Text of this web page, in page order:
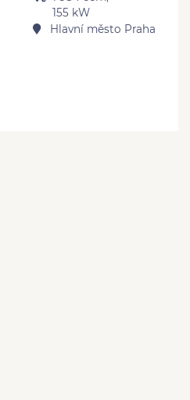
155 kW
Hlavní město Praha